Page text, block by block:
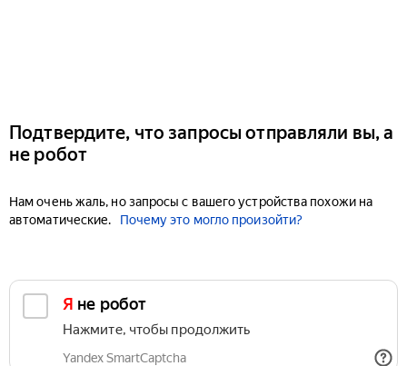
Подтвердите, что запросы отправляли вы, а
не робот
Нам очень жаль, но запросы с вашего устройства похожи на
автоматические.
Почему это могло произойти?
Я не робот
Нажмите, чтобы продолжить
Yandex SmartCaptcha